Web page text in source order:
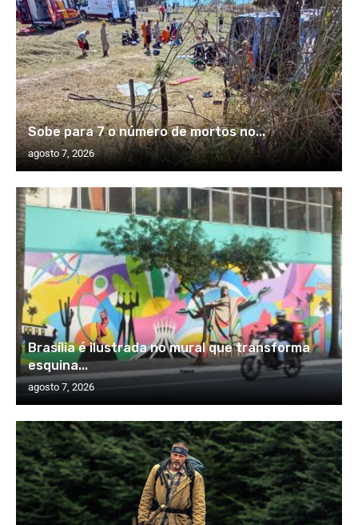
Sobe para 7 o número de mortos no...
agosto 7, 2026
Brasília é ilustrada no mural que transforma
esquina...
agosto 7, 2026